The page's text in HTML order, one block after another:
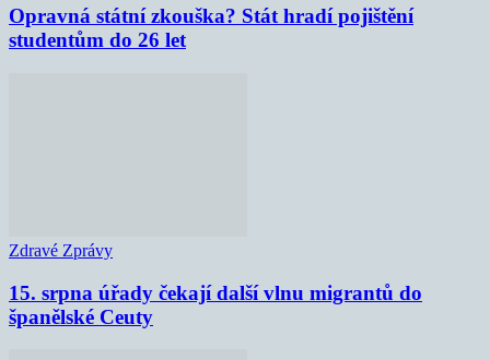
Opravná státní zkouška? Stát hradí pojištění
studentům do 26 let
Zdravé Zprávy
15. srpna úřady čekají další vlnu migrantů do
španělské Ceuty